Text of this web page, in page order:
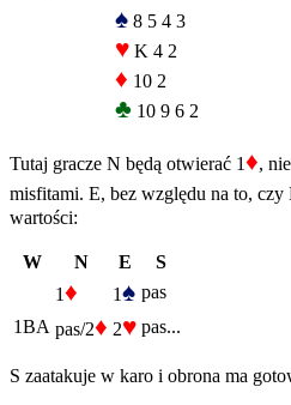
♠ 8 5 4 3
♥ K 4 2
♦ 10 2
♣ 10 9 6 2
Tutaj gracze N będą otwierać 1♦,
misfitami. E, bez względu na to, czy
wartości:
W N E
S
1♦ 1♠ pas
1BA pas/2♦ 2♥ pas...
S zaatakuje w karo i obrona ma